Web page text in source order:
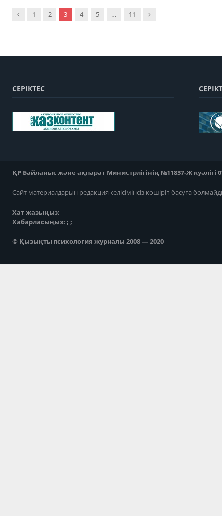
Previous
1 2 3 4 5 … 11 Next
СЕРІКТЕС
ҚР Байланыс және ақпарат Министрлігінің №11837-Ж куәлігі
Сайт материалдарын редакция келісімінсіз көшіріп басуға
Хат жазыңыз:
Хабарласыңыз: ; ;
© Қызықты психология журналы 2008 — 2020